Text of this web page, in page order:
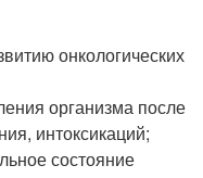
онкологических
организма после
интоксикаций;
состояние